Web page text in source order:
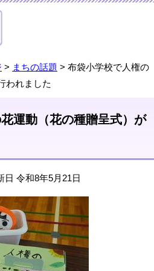
> まちの話題 > 布袋小学校で人権の
われました
運動（花の種贈呈式）が
令和8年5月21日